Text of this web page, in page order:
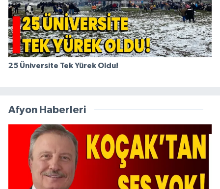
25 Üniversite Tek Yürek Oldu!
Afyon Haberleri